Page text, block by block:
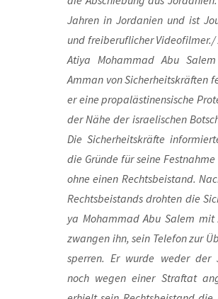
Jah­ren in Jor­da­ni­en und ist
und frei­be­ruf­li­cher Videofilmer./
Ati­ya Moham­mad Abu
Amman von Sicher­heits­kräf­ten
er eine pro­pa­läs­ti­nen­si­sche
der Nähe der israe­li­schen
Die Sicher­heits­kräf­te
die Grün­de für sei­ne
ohne einen Rechts­bei­stand.
Rechts­bei­stands droh­ten die
ya Moham­mad Abu Salem mit
zwan­gen ihn, sein Tele­fon zur
sper­ren. Er wur­de weder der
noch wegen einer Straf­tat